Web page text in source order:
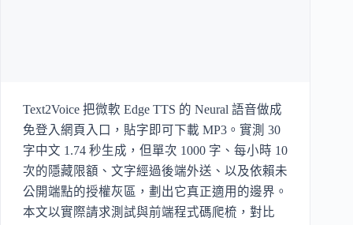
Text2Voice 把微軟 Edge TTS 的 Neural 語音做成
免登入網頁入口，貼字即可下載 MP3。實測 30
字中文 1.74 秒生成，但單次 1000 字、每小時 10
次的隱藏限額、文字經過後端外送、以及依賴未
公開端點的授權灰區，劃出它真正適用的邊界。
本文以實際請求測試與前端程式碼爬梳，對比